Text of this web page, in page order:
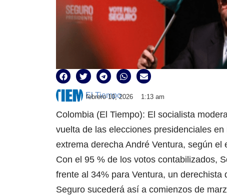
El Tiempo
febrero 10, 2026 1:13 am
Colombia (El Tiempo): El socialista
vuelta de las elecciones presidenciales
extrema derecha André Ventura, según el
Con el 95 % de los votos contabilizados,
frente al 34% para Ventura, un derechista
Seguro sucederá así a comienzos de